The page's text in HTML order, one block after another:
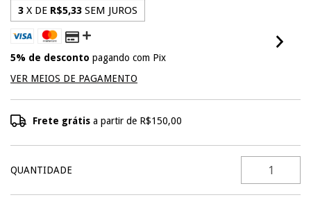
3 X DE R$5,33 SEM JUROS
5% de desconto pagando com Pix
VER MEIOS DE PAGAMENTO
Frete grátis a partir de R$150,00
QUANTIDADE